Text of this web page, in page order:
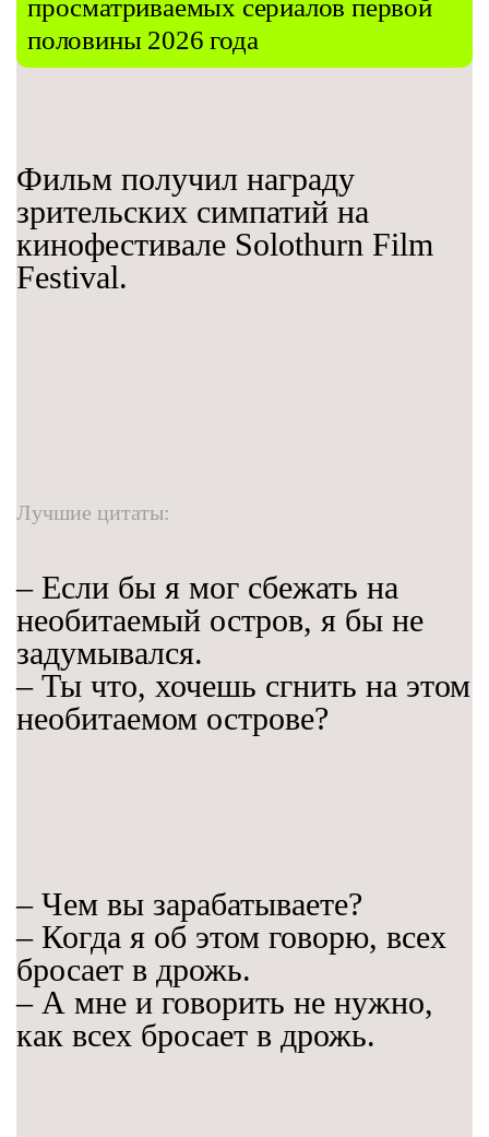
просматриваемых сериалов первой
половины 2026 года
Фильм получил награду
зрительских симпатий на
кинофестивале Solothurn Film
Festival.
Лучшие цитаты:
– Если бы я мог сбежать на
необитаемый остров, я бы не
задумывался.
– Ты что, хочешь сгнить на этом
необитаемом острове?
– Чем вы зарабатываете?
– Когда я об этом говорю, всех
бросает в дрожь.
– А мне и говорить не нужно,
как всех бросает в дрожь.